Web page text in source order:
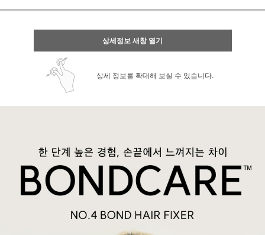
상세정보 새창 열기
상세 정보를 확대해 보실 수 있습니다.